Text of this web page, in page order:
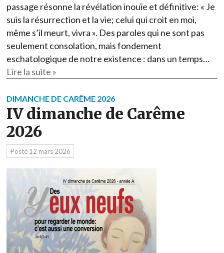
passage résonne la révélation inouïe et définitive: « Je
suis la résurrection et la vie; celui qui croit en moi,
même s’il meurt, vivra ». Des paroles qui ne sont pas
seulement consolation, mais fondement
eschatologique de notre existence : dans un temps…
Lire la suite »
DIMANCHE DE CARÊME 2026
IV dimanche de Carême
2026
Posté 12 mars 2026